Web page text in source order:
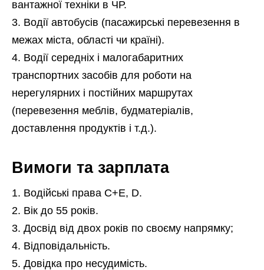
вантажної техніки в ЧР.
Водії автобусів (пасажирські перевезення в
межах міста, області чи країні).
Водії середніх і малогабаритних
транспортних засобів для роботи на
нерегулярних і постійних маршрутах
(перевезення меблів, будматеріалів,
доставлення продуктів і т.д.).
Вимоги та зарплата
Водійські права С+Е, D.
Вік до 55 років.
Досвід від двох років по своєму напрямку;
Відповідальність.
Довідка про несудимість.